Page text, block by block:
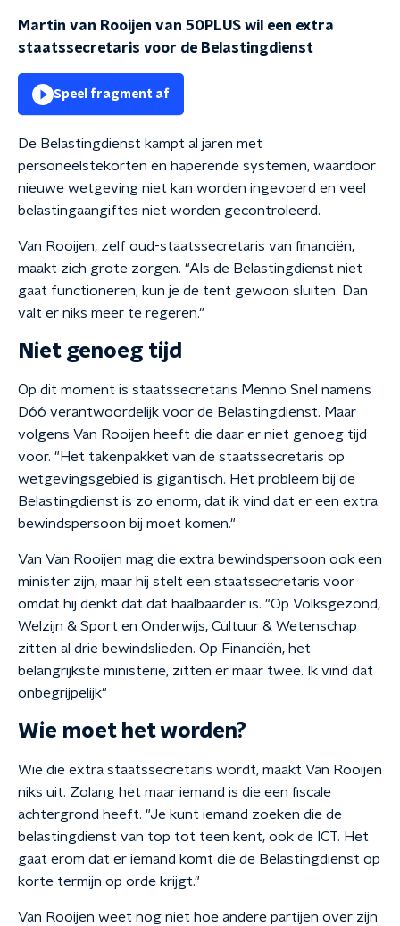
Martin van Rooijen van 50PLUS wil een extra
staatssecretaris voor de Belastingdienst
Speel fragment af
De Belastingdienst kampt al jaren met
personeelstekorten en haperende systemen, waardoor
nieuwe wetgeving niet kan worden ingevoerd en veel
belastingaangiftes niet worden gecontroleerd.
Van Rooijen, zelf oud-staatssecretaris van financiën,
maakt zich grote zorgen. "Als de Belastingdienst niet
gaat functioneren, kun je de tent gewoon sluiten. Dan
valt er niks meer te regeren."
Niet genoeg tijd
Op dit moment is staatssecretaris Menno Snel namens
D66 verantwoordelijk voor de Belastingdienst. Maar
volgens Van Rooijen heeft die daar er niet genoeg tijd
voor. "Het takenpakket van de staatssecretaris op
wetgevingsgebied is gigantisch. Het probleem bij de
Belastingdienst is zo enorm, dat ik vind dat er een extra
bewindspersoon bij moet komen."
Van Van Rooijen mag die extra bewindspersoon ook een
minister zijn, maar hij stelt een staatssecretaris voor
omdat hij denkt dat dat haalbaarder is. "Op Volksgezond,
Welzijn & Sport en Onderwijs, Cultuur & Wetenschap
zitten al drie bewindslieden. Op Financiën, het
belangrijkste ministerie, zitten er maar twee. Ik vind dat
onbegrijpelijk"
Wie moet het worden?
Wie die extra staatssecretaris wordt, maakt Van Rooijen
niks uit. Zolang het maar iemand is die een fiscale
achtergrond heeft. "Je kunt iemand zoeken die de
belastingdienst van top tot teen kent, ook de ICT. Het
gaat erom dat er iemand komt die de Belastingdienst op
korte termijn op orde krijgt."
Van Rooijen weet nog niet hoe andere partijen over zijn